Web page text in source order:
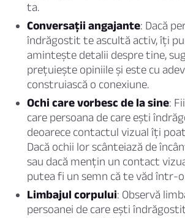
ta.
Conversații angajante: Dacă
îndrăgostit te ascultă activ, îți
amintește detalii despre tine,
prețuiește opiniile și este cu
construiască o conexiune.
Ochi care vorbesc de la sine:
care persoana de care ești
deoarece contactul vizual îți
Dacă ochii lor scânteiază de
sau dacă mențin un contact
putea fi un semn că te văd într-o
Limbajul corpului: Observă
persoanei de care ești